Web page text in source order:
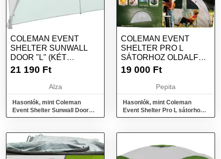
COLEMAN EVENT
SHELTER SUNWALL
DOOR "L" (KÉT
ABLAKOS ÉS
RENDELKEZŐ
21 190 Ft
Alza
Hasonlók, mint Coleman
Event Shelter Sunwall Door
"L" (két ablakos és bejárattal
COLEMAN EVENT
SHELTER PRO L
SÁTORHOZ OLDALFAL
AJTÓVAL EZÜST
19 000 Ft
Pepita
Hasonlók, mint Coleman
Event Shelter Pro L sátorhoz
oldalfal ajtóval Ezüst